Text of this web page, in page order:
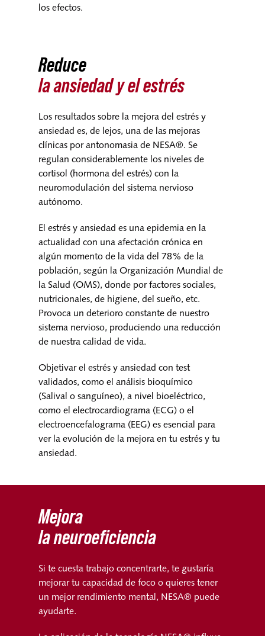
los efectos.
Reduce
la ansiedad y el estrés
Los resultados sobre la mejora del estrés y
ansiedad es, de lejos, una de las mejoras
clínicas por antonomasia de NESA®. Se
regulan considerablemente los niveles de
cortisol (hormona del estrés) con la
neuromodulación del sistema nervioso
autónomo.
El estrés y ansiedad es una epidemia en la
actualidad con una afectación crónica en
algún momento de la vida del 78% de la
población, según la Organización Mundial de
la Salud (OMS), donde por factores sociales,
nutricionales, de higiene, del sueño, etc.
Provoca un deterioro constante de nuestro
sistema nervioso, produciendo una reducción
de nuestra calidad de vida.
Objetivar el estrés y ansiedad con test
validados, como el análisis bioquímico
(Salival o sanguíneo), a nivel bioeléctrico,
como el electrocardiograma (ECG) o el
electroencefalograma (EEG) es esencial para
ver la evolución de la mejora en tu estrés y tu
ansiedad.
Mejora
la neuroeficiencia
Si te cuesta trabajo concentrarte, te gustaría
mejorar tu capacidad de foco o quieres tener
un mejor rendimiento mental, NESA® puede
ayudarte.